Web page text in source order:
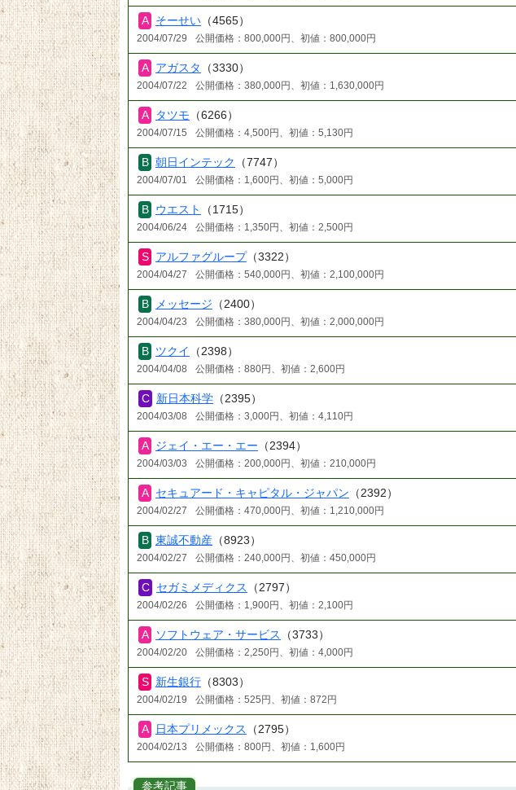
そーせい （4565）
2004/07/29 公開価格：800,000円、初値：800,000円
アガスタ （3330）
2004/07/22 公開価格：380,000円、初値：1,630,000円
タツモ （6266）
2004/07/15 公開価格：4,500円、初値：5,130円
朝日インテック （7747）
2004/07/01 公開価格：1,600円、初値：5,000円
ウエスト （1715）
2004/06/24 公開価格：1,350円、初値：2,500円
アルファグループ（3322）
2004/04/27 公開価格：540,000円、初値：2,100,000円
メッセージ （2400）
2004/04/23 公開価格：380,000円、初値：2,000,000円
ツクイ （2398）
2004/04/08 公開価格：880円、初値：2,600円
新日本科学 （2395）
2004/03/08 公開価格：3,000円、初値：4,110円
ジェイ・エー・エー （2394）
2004/03/03 公開価格：200,000円、初値：210,000円
セキュアード・キャピタル・ジャパン （2392）
2004/02/27 公開価格：470,000円、初値：1,210,000円
東誠不動産 （8923）
2004/02/27 公開価格：240,000円、初値：450,000円
セガミメディクス （2797）
2004/02/26 公開価格：1,900円、初値：2,100円
ソフトウェア・サービス （3733）
2004/02/20 公開価格：2,250円、初値：4,000円
新生銀行 （8303）
2004/02/19 公開価格：525円、初値：872円
日本プリメックス （2795）
2004/02/13 公開価格：800円、初値：1,600円
参考記事